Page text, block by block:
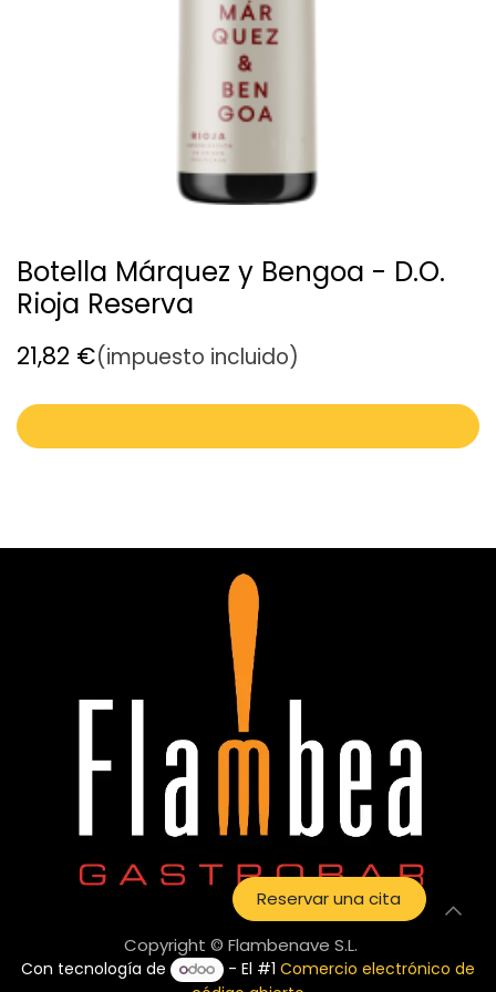
Botella Márquez y Bengoa - D.O.
Rioja Reserva
21,82 €(impuesto incluido)
Reservar una cita
Copyright © Flambenave S.L.
Con tecnología de - El #1Comercio electrónico de